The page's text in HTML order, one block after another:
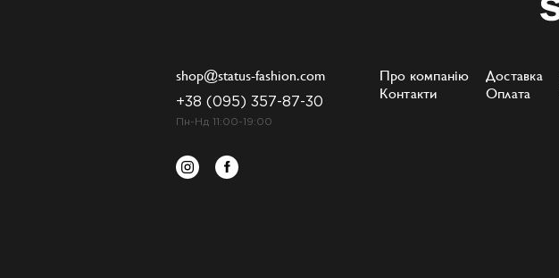
Про компанію
Контакти
Доставка
Оплата
shop@status-fashion.com
+38 (095) 357-87-30
Пн-Нд 11:00-19:00